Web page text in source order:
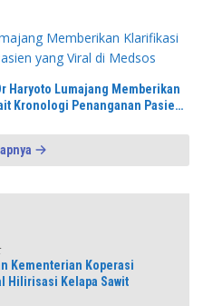
Haryoto Lumajang Memberikan
Kronologi Penanganan Pasien
Kementerian Koperasi
Hilirisasi Kelapa Sawit